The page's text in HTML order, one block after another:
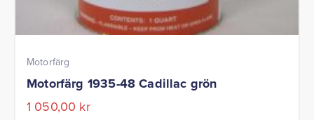
Motorfärg
Motorfärg 1935-48 Cadillac grön
1 050,00 kr